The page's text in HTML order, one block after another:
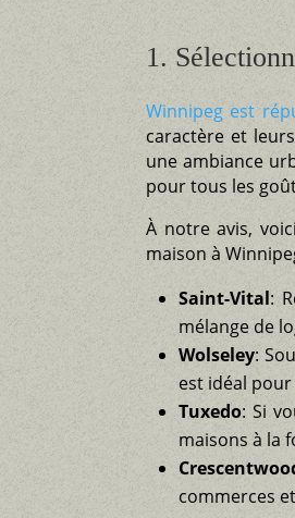
1.
Winnipeg est
caractère et
une ambiance
pour tous les
À notre avis,
maison à
Saint-Vital:
mélange de
Wolseley:
est idéal
Tuxedo: Si
maisons à la
commerces